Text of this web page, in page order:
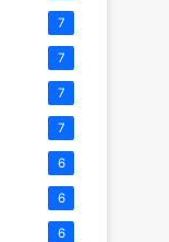
7
7
7
7
6
6
6